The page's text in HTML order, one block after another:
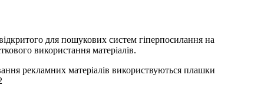
для пошукових систем гіперпосилання на
використання матеріалів.
рекламних матеріалів використвуються плашки